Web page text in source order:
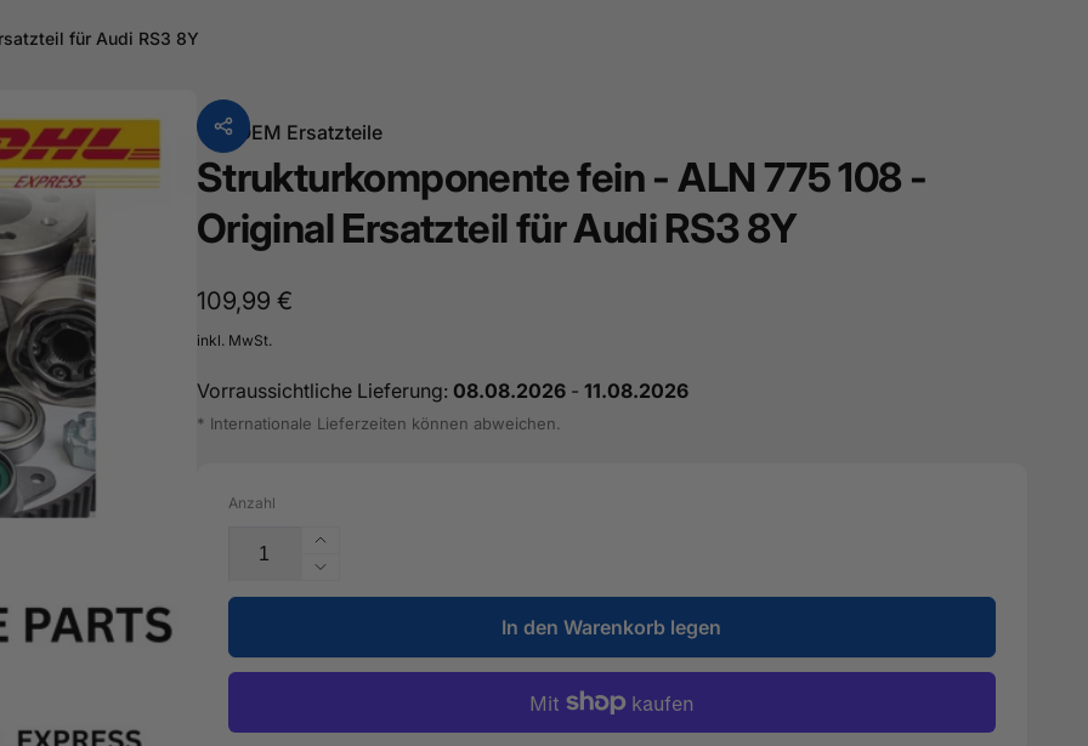
für Audi RS3 8Y
VonOEM Ersatzteile
Strukturkomponente fein - ALN 775 108 -
Original Ersatzteil für Audi RS3 8Y
Normaler
Preis
109,99 €
inkl. MwSt.
Vorraussichtliche Lieferung: 08.08.2026- 11.08.2026
* Internationale Lieferzeiten können abweichen.
Anzahl
Erhöhe
die
Menge
Strukturkomponente
fein
ALN
Verringere
die
für
Strukturkomponente
-
In den Warenkorb legen